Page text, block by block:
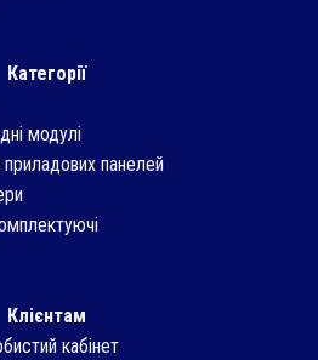
Категорії
модулі
приладових панелей
Клієнтам
кабінет